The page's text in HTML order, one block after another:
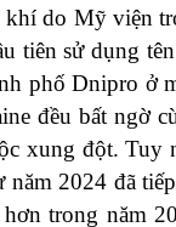
do Mỹ viện
tiên sử dụng
phố Dnipro ở
đều bất ngờ
xung đột. Tuy
năm 2024 đã
trong năm